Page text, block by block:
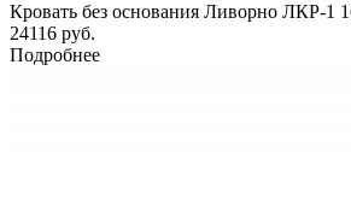
Кровать без основания Ливорно ЛКР-1
24116 руб.
Подробнее